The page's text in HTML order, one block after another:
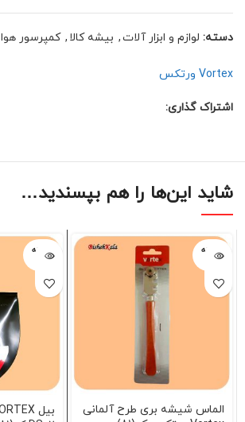
دسته: لوازم و ابزار آلات, بیشه کالا , کمپرسور هوا
Vortex ورتکس
اشتراک گذاری:
شاید این‌ها را هم بپسندید…
فروخته
شده
الماس شیشه بری طرح آلمانی
فروخته
شده